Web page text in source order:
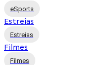
eSports
Estreias
Estreias
Filmes
Filmes